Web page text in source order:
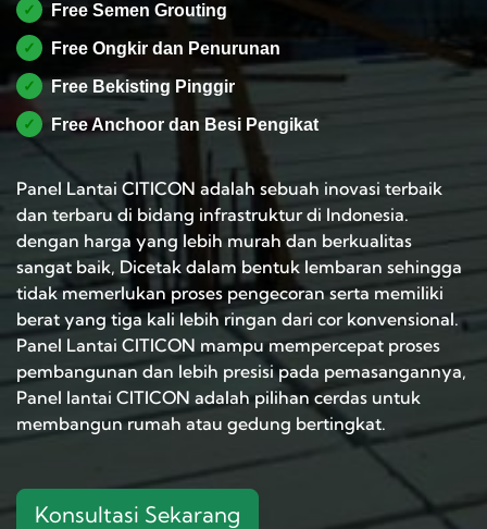
✓ Free Semen Grouting
✓ Free Ongkir dan Penurunan
✓ Free Bekisting Pinggir
✓ Free Anchoor dan Besi Pengikat
Panel Lantai CITICON adalah sebuah inovasi terbaik
dan terbaru di bidang infrastruktur di Indonesia.
dengan harga yang lebih murah dan berkualitas
sangat baik, Dicetak dalam bentuk lembaran sehingga
tidak memerlukan proses pengecoran serta memiliki
berat yang tiga kali lebih ringan dari cor konvensional.
Panel Lantai CITICON mampu mempercepat proses
pembangunan dan lebih presisi pada pemasangannya,
Panel lantai CITICON adalah pilihan cerdas untuk
membangun rumah atau gedung bertingkat.
Konsultasi Sekarang